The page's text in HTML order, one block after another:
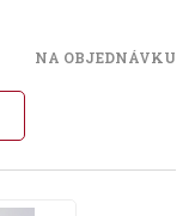
NA OBJEDNÁVKU